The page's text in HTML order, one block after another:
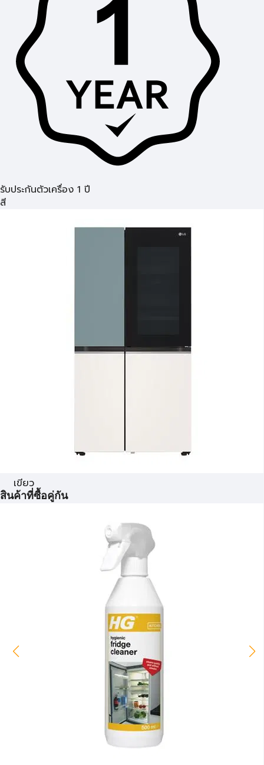
รับประกันตัวเครื่อง 1 ปี
สี
เขียว
สินค้าที่ซื้อคู่กัน